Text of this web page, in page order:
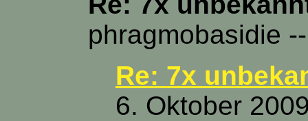
phragmobasidie
Re: 7x
6. Oktober